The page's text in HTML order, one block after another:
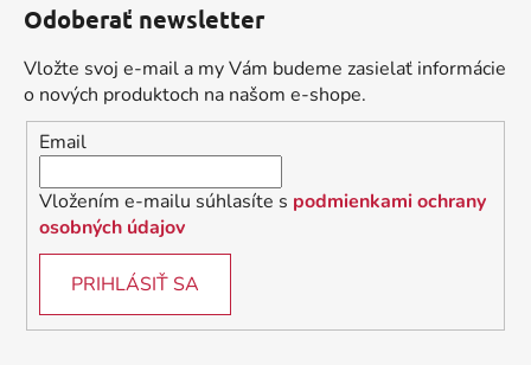
e
p
r
v
k
y
v
ý
e
Odoberať newsletter
Vložte svoj e-mail a my Vám budeme zasielať informácie
o nových produktoch na našom e-shope.
Email
Vložením e-mailu súhlasíte s podmienkami ochrany
osobných údajov
PRIHLÁSIŤ SA